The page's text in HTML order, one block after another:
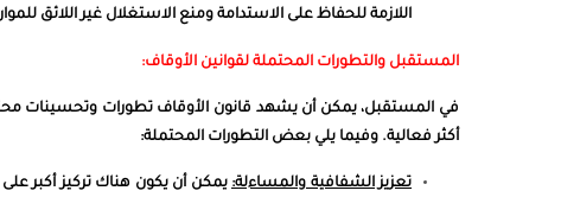
اللازمة للحفاظ على الاستدامة ومنع الاستغلال غير اللائق
المستقبل والتطورات المحتملة لقوانين الأوقاف:
في المستقبل، يمكن أن يشهد قانون الأوقاف تطورات وتحسينات
أكثر فعالية. وفيما يلي بعض التطورات المحتملة:
تعزيز الشفافية والمساءلة: يمكن أن يكون هناك تركيز أكبر